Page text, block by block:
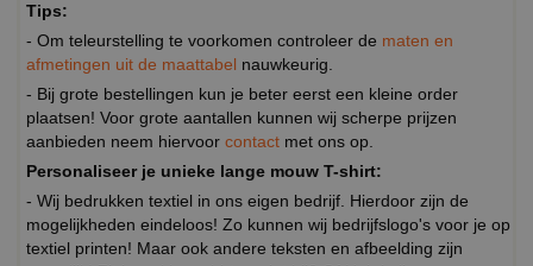
Tips:
- Om teleurstelling te voorkomen controleer de maten en
afmetingen uit de maattabel nauwkeurig.
- Bij grote bestellingen kun je beter eerst een kleine order
plaatsen! Voor grote aantallen kunnen wij scherpe prijzen
aanbieden neem hiervoor contact met ons op.
Personaliseer je unieke lange mouw T-shirt:
- Wij bedrukken textiel in ons eigen bedrijf. Hierdoor zijn de
mogelijkheden eindeloos! Zo kunnen wij bedrijfslogo's voor je op
textiel printen! Maar ook andere teksten en afbeelding zijn